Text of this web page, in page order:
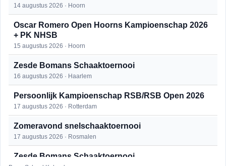
14 augustus 2026 · Hoorn
Oscar Romero Open Hoorns Kampioenschap 2026
+ PK NHSB
15 augustus 2026 · Hoorn
Zesde Bomans Schaaktoernooi
16 augustus 2026 · Haarlem
Persoonlijk Kampioenschap RSB/RSB Open 2026
17 augustus 2026 · Rotterdam
Zomeravond snelschaaktoernooi
17 augustus 2026 · Rosmalen
Zesde Bomans Schaaktoernooi